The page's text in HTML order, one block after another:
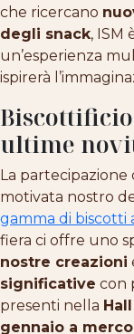
che ricercano
degli snack, ISM
un’esperienza
ispirerà
ultime
La partecipazione
motivata nostro
gamma di biscotti
fiera ci offre uno
nostre creazioni
significative con
presenti nella
gennaio a